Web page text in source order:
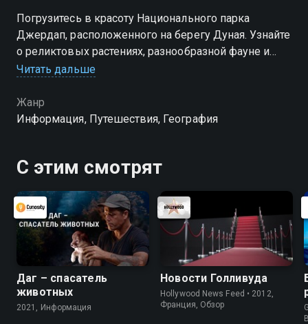
Погрузитесь в красоту Национального парка
Джердап, расположенного на берегу Дуная. Узнайте
о реликтовых растениях, разнообразной фауне и
исторических памятниках, таких как руины
Читать дальше
Жанр
Информация, Путешествия, География
С этим смотрят
Даг – спасатель
животных
2021, Информация
Новости Голливуда
Hollywood News Feed • 2012,
Франция, Обзор